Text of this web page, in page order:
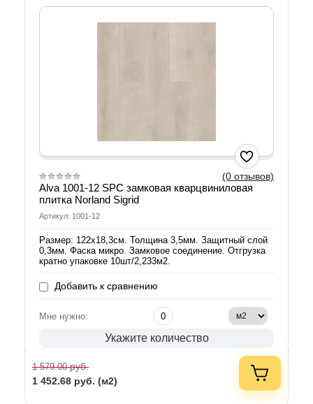
(0 отзывов)
Alva 1001-12 SPC замковая кварцвиниловая
плитка Norland Sigrid
Артикул: 1001-12
Размер: 122х18,3см. Толщина 3,5мм. Защитный слой
0,3мм. Фаска микро. Замковое соединение. Отгрузка
кратно упаковке 10шт/2,233м2.
Добавить к сравнению
Мне нужно:
Укажите количество
1 579.00руб.
1 452.68 руб. (м2)